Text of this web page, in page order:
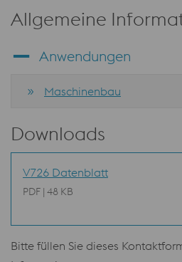
Allgemeine
Anwendungen
Maschinenbau
Downloads
V726 Datenblatt
PDF | 48 KB
Bitte füllen Sie dieses